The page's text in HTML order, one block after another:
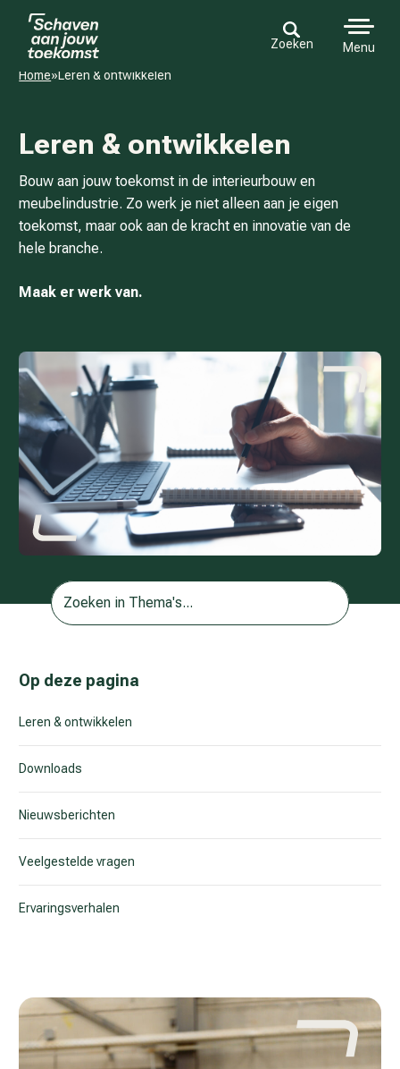
Zoeken Menu
Leren & ontwikkelen
Gezond leven
Financieel fit
Home»Leren & ontwikkelen
Leren & ontwikkelen
Bouw aan jouw toekomst in de interieurbouw en
meubelindustrie. Zo werk je niet alleen aan je eigen
toekomst, maar ook aan de kracht en innovatie van de
hele branche.
Maak er werk van.
Op deze pagina
Leren & ontwikkelen
Downloads
Nieuwsberichten
Veelgestelde vragen
Ervaringsverhalen